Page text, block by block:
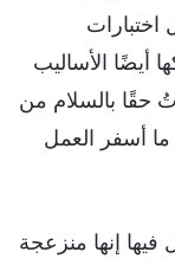
أيضًا الأساليب
حقًا بالسلام من
أسفر العمل
إنها منزعجة